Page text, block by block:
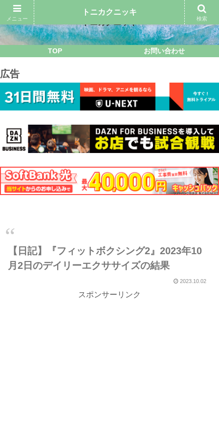
TOP お問い合わせ
広告
【日記】『フィットボクシング2』2023年10
月2日のデイリーエクササイズの結果
2023.10.02
スポンサーリンク
メニュー
トニカクニッキ
検索